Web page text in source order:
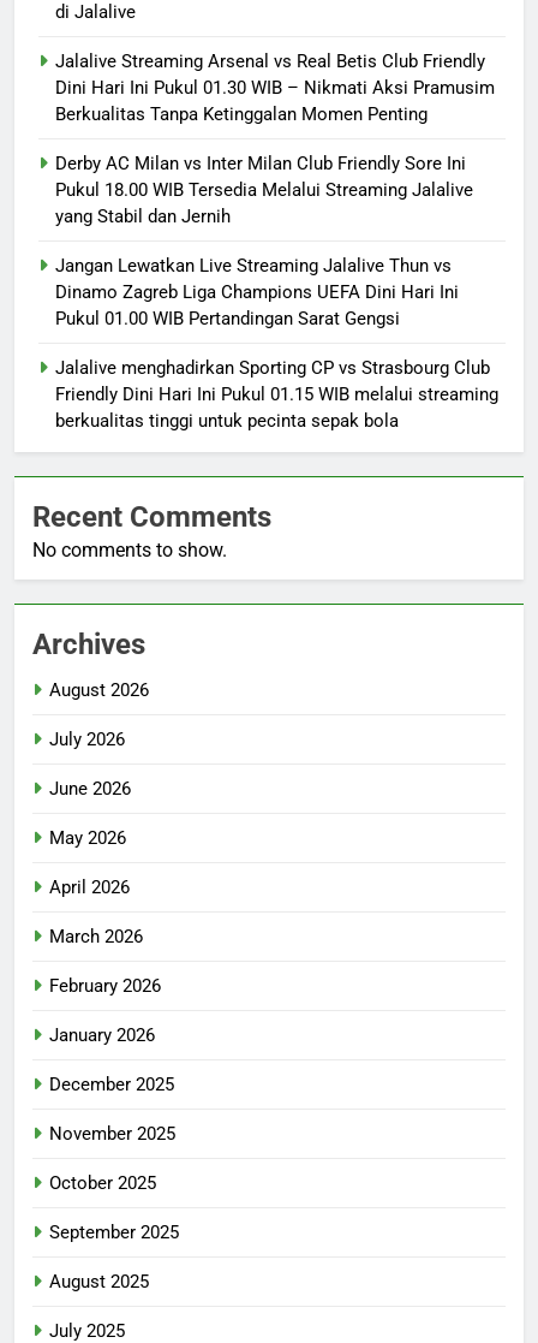
di Jalalive
Jalalive Streaming Arsenal vs Real Betis Club Friendly
Dini Hari Ini Pukul 01.30 WIB – Nikmati Aksi Pramusim
Berkualitas Tanpa Ketinggalan Momen Penting
Derby AC Milan vs Inter Milan Club Friendly Sore Ini
Pukul 18.00 WIB Tersedia Melalui Streaming Jalalive
yang Stabil dan Jernih
Jangan Lewatkan Live Streaming Jalalive Thun vs
Dinamo Zagreb Liga Champions UEFA Dini Hari Ini
Pukul 01.00 WIB Pertandingan Sarat Gengsi
Jalalive menghadirkan Sporting CP vs Strasbourg Club
Friendly Dini Hari Ini Pukul 01.15 WIB melalui streaming
berkualitas tinggi untuk pecinta sepak bola
Recent Comments
No comments to show.
Archives
August 2026
July 2026
June 2026
May 2026
April 2026
March 2026
February 2026
January 2026
December 2025
November 2025
October 2025
September 2025
August 2025
July 2025